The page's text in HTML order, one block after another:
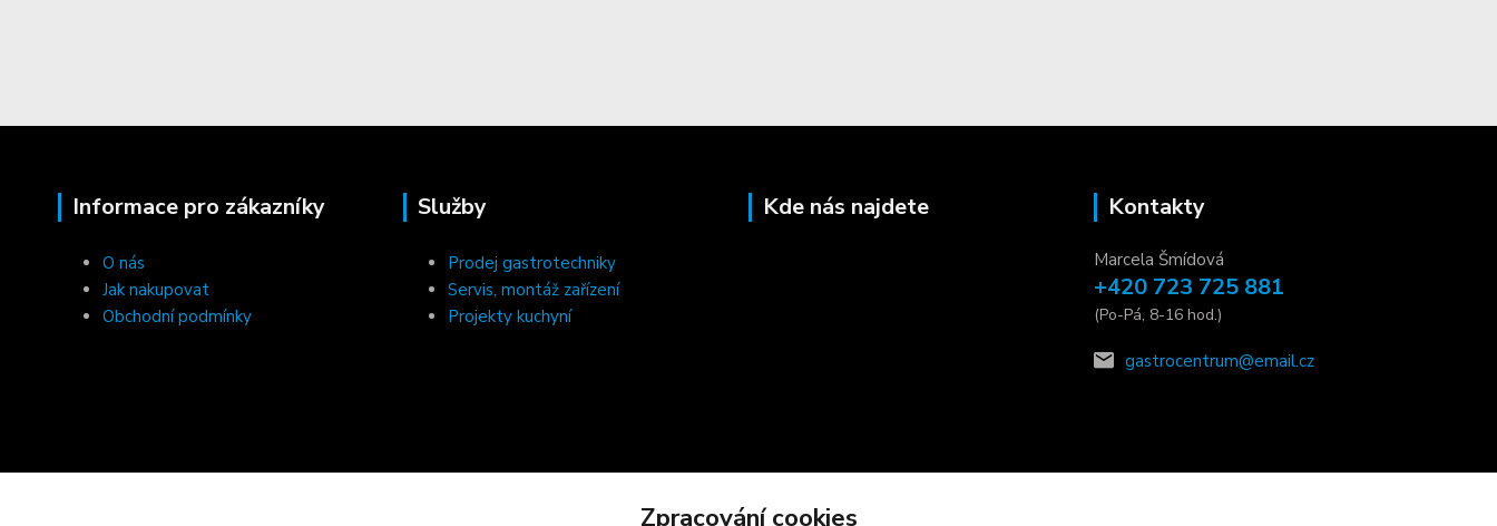
Informace pro zákazníky
O nás
Jak nakupovat
Obchodní podmínky
Služby
Prodej gastrotechniky
Servis, montáž zařízení
Projekty kuchyní
Kde nás najdete Kontakty
Marcela Šmídová
+420 723 725 881
(Po-Pá, 8-16 hod.)
gastrocentrum@email.cz
Zpracování cookies